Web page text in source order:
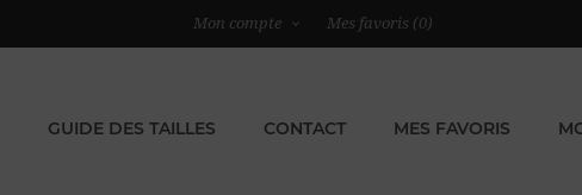
Mon compte Mes favoris (0)
GUIDE DES TAILLES CONTACT MES FAVORIS